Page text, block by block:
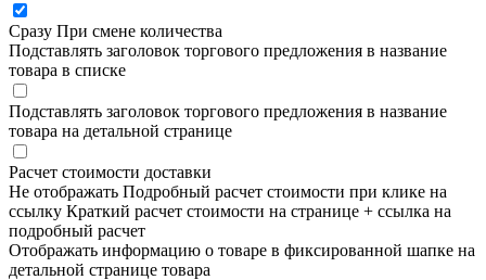
Сразу При смене количества
Подставлять заголовок торгового предложения в название
товара в списке
Подставлять заголовок торгового предложения в название
товара на детальной странице
Расчет стоимости доставки
Не отображать Подробный расчет стоимости при клике на
ссылку Краткий расчет стоимости на странице + ссылка на
подробный расчет
Отображать информацию о товаре в фиксированной шапке на
детальной странице товара